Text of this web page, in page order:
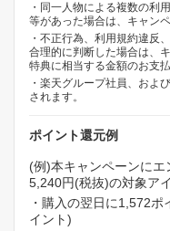
・同一人物による複数の利
等があった場合は、キャン
・不正行為、利用規約違反
合理的に判断した場合は、
特典に相当する金額のお支
・楽天グループ社員、およ
されます。
ポイント還元例
(例)本キャンペーンに
5,240円(税抜)の対象ア
・購入の翌日に1,572
イント)